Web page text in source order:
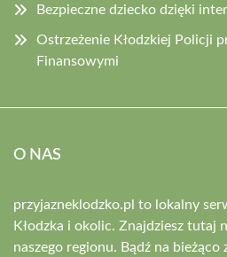
Bezpieczne dziecko dzięki
Ostrzeżenie Kłodzkiej Policji
Finansowymi
O NAS
przyjazneklodzko.pl to lokalny
Kłodzka i okolic. Znajdziesz tutaj
naszego regionu. Bądź na bieżąco